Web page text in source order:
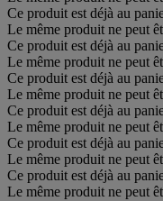
Ce produit est déjà au
Le même produit ne peut
Ce produit est déjà au
Le même produit ne peut
Ce produit est déjà au
Le même produit ne peut
Ce produit est déjà au
Le même produit ne peut
Ce produit est déjà au
Le même produit ne peut
Ce produit est déjà au
Le même produit ne peut